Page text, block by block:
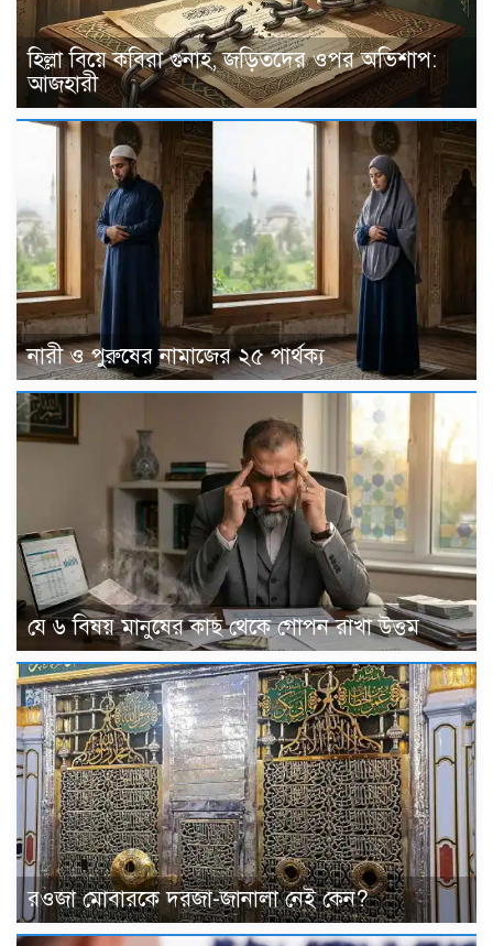
হিল্লা বিয়ে কবিরা গুনাহ, জড়িতদের ওপর অভিশাপ:
আজহারী
নারী ও পুরুষের নামাজের ২৫ পার্থক্য
যে ৬ বিষয় মানুষের কাছ থেকে গোপন রাখা উত্তম
রওজা মোবারকে দরজা-জানালা নেই কেন?